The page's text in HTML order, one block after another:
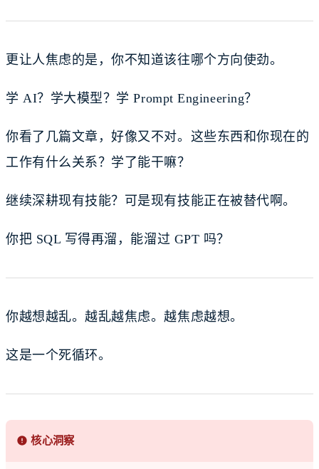
更让人焦虑的是，你不知道该往哪个方向使劲。
学 AI？学大模型？学 Prompt Engineering？
你看了几篇文章，好像又不对。这些东西和你现在的
工作有什么关系？学了能干嘛？
继续深耕现有技能？可是现有技能正在被替代啊。
你把 SQL 写得再溜，能溜过 GPT 吗？
你越想越乱。越乱越焦虑。越焦虑越想。
这是一个死循环。
核心洞察